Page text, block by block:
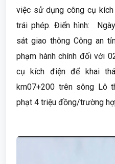
việc sử dụng công cụ
trái phép. Điển hình:
sát giao thông Công an
phạm hành chính đối với
cụ kích điện để khai
km07+200 trên sông Lô
phạt 4 triệu đồng/trường